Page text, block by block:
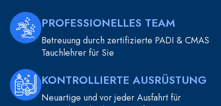
PROFESSIONELLES TEAM
Betreuung durch zertifizierte PADI & CMAS
Tauchlehrer für Sie
KONTROLLIERTE AUSRÜSTUNG
Neuartige und vor jeder Ausfahrt für